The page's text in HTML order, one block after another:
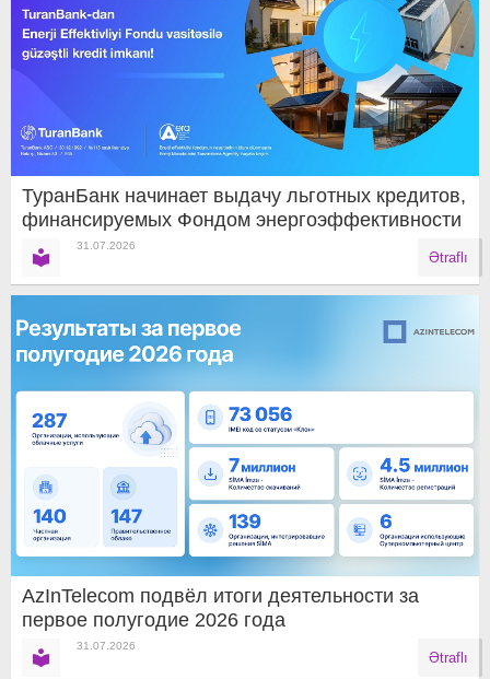
ТуранБанк начинает выдачу льготных кредитов,
финансируемых Фондом энергоэффективности
31.07.2026
Ətraflı
AzInTelecom подвёл итоги деятельности за
первое полугодие 2026 года
31.07.2026
Ətraflı